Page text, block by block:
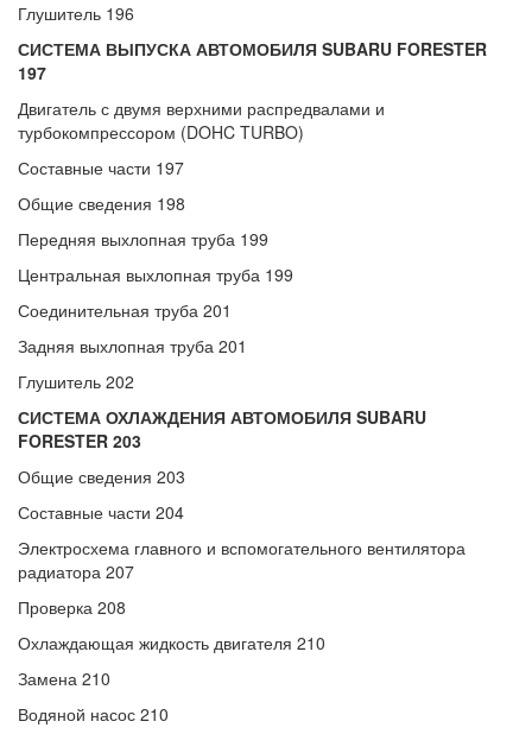
Глушитель 196
СИСТЕМА ВЫПУСКА АВТОМОБИЛЯ SUBARU FORESTER
197
Двигатель с двумя верхними распредвалами и
турбокомпрессором (DOHC TURBO)
Составные части 197
Общие сведения 198
Передняя выхлопная труба 199
Центральная выхлопная труба 199
Соединительная труба 201
Задняя выхлопная труба 201
Глушитель 202
СИСТЕМА ОХЛАЖДЕНИЯ АВТОМОБИЛЯ SUBARU
FORESTER 203
Общие сведения 203
Составные части 204
Электросхема главного и вспомогательного вентилятора
радиатора 207
Проверка 208
Охлаждающая жидкость двигателя 210
Замена 210
Водяной насос 210